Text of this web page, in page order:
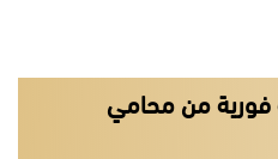
فورية من محامي